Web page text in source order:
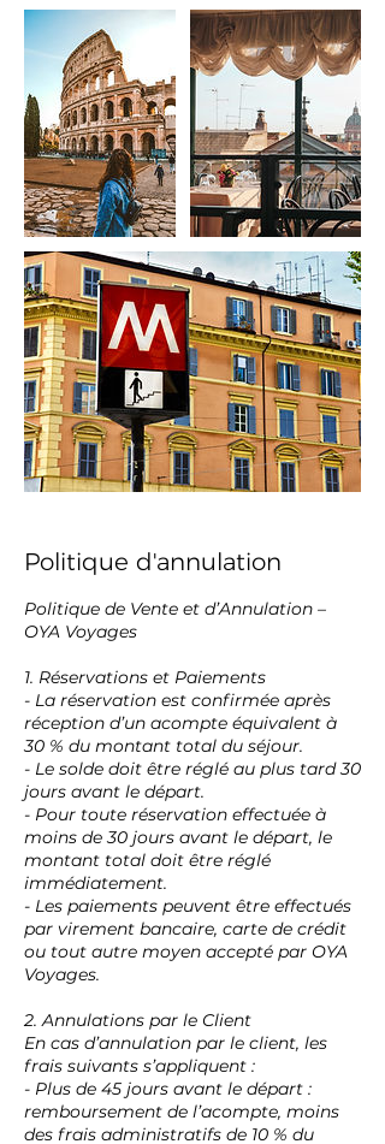
Politique d'annulation
Politique de Vente et d’Annulation –
OYA Voyages
1. Réservations et Paiements
- La réservation est confirmée après
réception d’un acompte équivalent à
30 % du montant total du séjour.
- Le solde doit être réglé au plus tard 30
jours avant le départ.
- Pour toute réservation effectuée à
moins de 30 jours avant le départ, le
montant total doit être réglé
immédiatement.
- Les paiements peuvent être effectués
par virement bancaire, carte de crédit
ou tout autre moyen accepté par OYA
Voyages.
2. Annulations par le Client
En cas d’annulation par le client, les
frais suivants s’appliquent :
- Plus de 45 jours avant le départ :
remboursement de l’acompte, moins
des frais administratifs de 10 % du